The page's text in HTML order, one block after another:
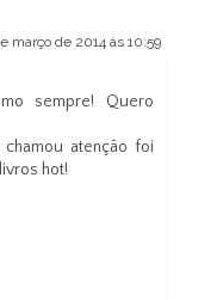
março de 2014 às 10:59
sempre! Quero
atenção foi
hot!